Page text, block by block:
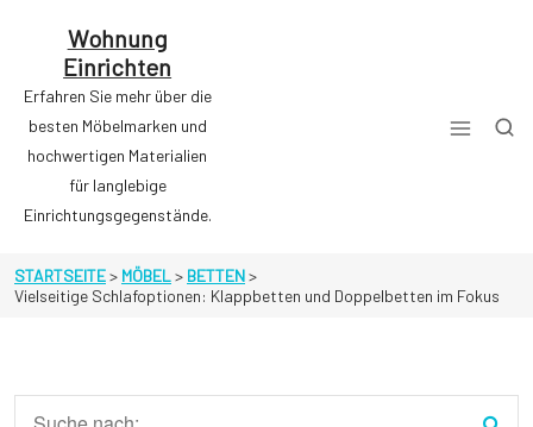
Wohnung
Einrichten
Erfahren Sie mehr über die
besten Möbelmarken und
hochwertigen Materialien
für langlebige
Einrichtungsgegenstände.
STARTSEITE> MÖBEL> BETTEN>
Vielseitige Schlafoptionen: Klappbetten und Doppelbetten im Fokus